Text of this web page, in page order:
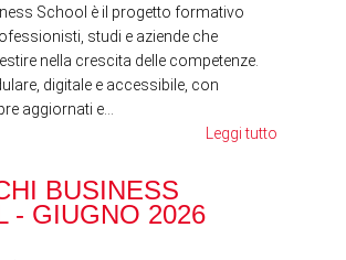
School è il progetto formativo
studi e aziende che
nella crescita delle competenze.
digitale e accessibile, con
aggiornati e...
Leggi tutto
BUSINESS
- GIUGNO 2026